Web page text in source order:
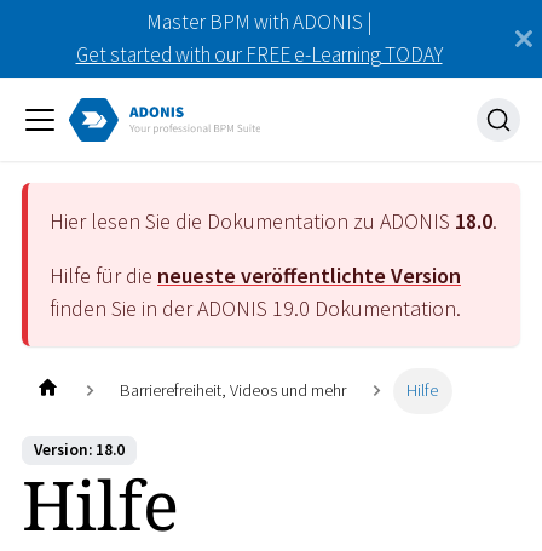
Master BPM with ADONIS |
Get started with our FREE e-Learning TODAY
Hier lesen Sie die Dokumentation zu ADONIS 18.0.
Hilfe für die neueste veröffentlichte Version
finden Sie in der ADONIS 19.0 Dokumentation.
Barrierefreiheit, Videos und mehr Hilfe
Version: 18.0
Hilfe